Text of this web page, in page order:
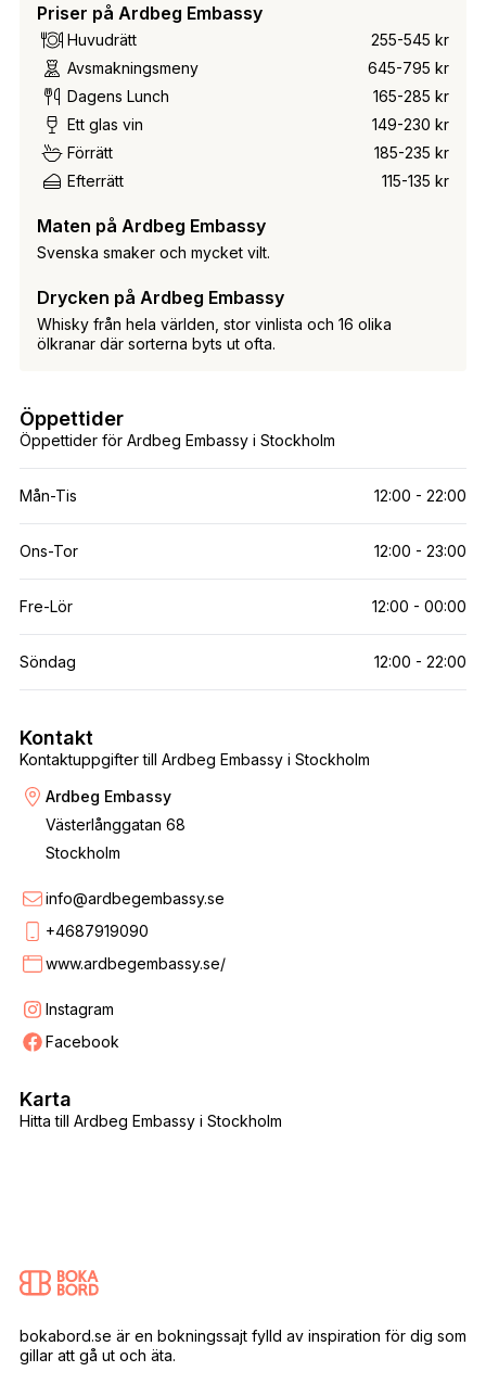
Priser på Ardbeg Embassy
Huvudrätt
255-545 kr
Avsmakningsmeny
645-795 kr
Dagens Lunch
165-285 kr
Ett glas vin
149-230 kr
Förrätt
185-235 kr
Efterrätt
115-135 kr
Maten på Ardbeg Embassy
Svenska smaker och mycket vilt.
Drycken på Ardbeg Embassy
Whisky från hela världen, stor vinlista och 16 olika
ölkranar där sorterna byts ut ofta.
Öppettider för Ardbeg Embassy i Stockholm
Öppettider
Mån-Tis 12:00 - 22:00
Ons-Tor 12:00 - 23:00
Fre-Lör 12:00 - 00:00
Söndag 12:00 - 22:00
Kontaktuppgifter till Ardbeg Embassy i Stockholm
Kontakt
Ardbeg Embassy
Västerlånggatan 68
Stockholm
info@ardbegembassy.se
+4687919090
www.ardbegembassy.se/
Instagram
Facebook
Hitta till Ardbeg Embassy i Stockholm
Karta
bokabord.se är en bokningssajt fylld av inspiration för dig som
gillar att gå ut och äta.